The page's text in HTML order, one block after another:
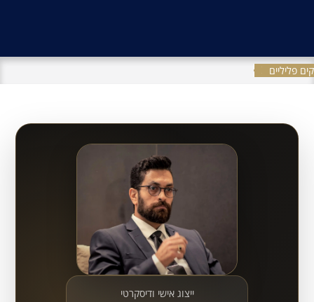
פליליים
ייצוג אישי ודיסקרטי